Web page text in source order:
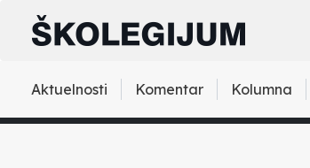
Aktuelnosti Komentar Kolumna